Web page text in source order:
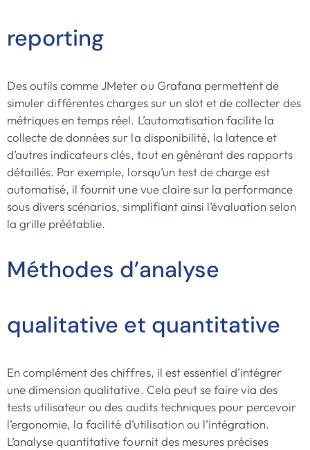
reporting
Des outils comme JMeter ou Grafana permettent de
simuler différentes charges sur un slot et de collecter des
métriques en temps réel. L’automatisation facilite la
collecte de données sur la disponibilité, la latence et
d’autres indicateurs clés, tout en générant des rapports
détaillés. Par exemple, lorsqu’un test de charge est
automatisé, il fournit une vue claire sur la performance
sous divers scénarios, simplifiant ainsi l’évaluation selon
la grille préétablie.
Méthodes d’analyse
qualitative et quantitative
En complément des chiffres, il est essentiel d’intégrer
une dimension qualitative. Cela peut se faire via des
tests utilisateur ou des audits techniques pour percevoir
l’ergonomie, la facilité d’utilisation ou l’intégration.
L’analyse quantitative fournit des mesures précises